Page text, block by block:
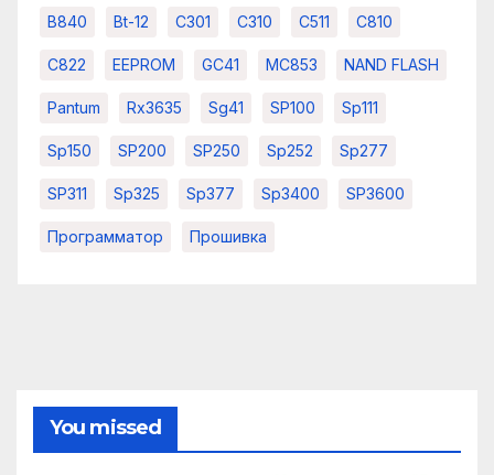
B840 Bt-12 C301 C310 C511 C810
C822 EEPROM GC41 MC853 NAND FLASH
Pantum Rx3635 Sg41 SP100 Sp111
Sp150 SP200 SP250 Sp252 Sp277
SP311 Sp325 Sp377 Sp3400 SP3600
Программатор Прошивка
You missed